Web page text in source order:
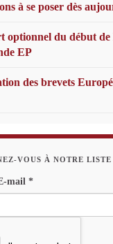
à se poser dès
optionnel du début de
EP
des brevets
VOUS À NOTRE
mail *